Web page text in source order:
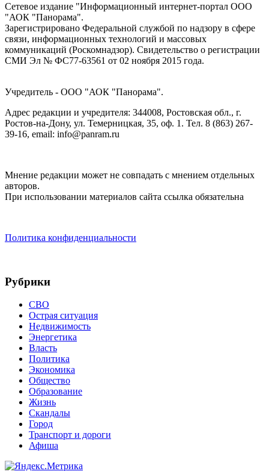
Сетевое издание "Информационный интернет-портал ООО
"АОК "Панорама".
Зарегистрировано Федеральной службой по надзору в сфере
связи, информационных технологий и массовых
коммуникаций (Роскомнадзор). Cвидетельство о регистрации
СМИ Эл № ФС77-63561 от 02 ноября 2015 года.
Учредитель - ООО "АОК "Панорама".
Адрес редакции и учредителя: 344008, Ростовская обл., г.
Ростов-на-Дону, ул. Темерницкая, 35, оф. 1. Тел. 8 (863) 267-
39-16, email: info@panram.ru
Мнение редакции может не совпадать с мнением отдельных
авторов.
При использовании материалов сайта ссылка обязательна
Политика конфиденциальности
Рубрики
СВО
Острая ситуация
Недвижимость
Энергетика
Власть
Политика
Экономика
Общество
Образование
Жизнь
Скандалы
Город
Транспорт и дороги
Афиша